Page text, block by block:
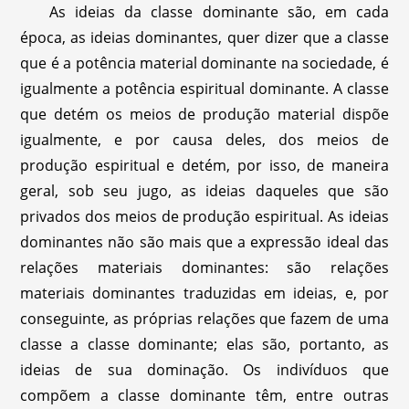
As ideias da classe dominante são, em cada
época, as ideias dominantes, quer dizer que a classe
que é a potência material dominante na sociedade, é
igualmente a potência espiritual dominante. A classe
que detém os meios de produção material dispõe
igualmente, e por causa deles, dos meios de
produção espiritual e detém, por isso, de maneira
geral, sob seu jugo, as ideias daqueles que são
privados dos meios de produção espiritual. As ideias
dominantes não são mais que a expressão ideal das
relações materiais dominantes: são relações
materiais dominantes traduzidas em ideias, e, por
conseguinte, as próprias relações que fazem de uma
classe a classe dominante; elas são, portanto, as
ideias de sua dominação. Os indivíduos que
compõem a classe dominante têm, entre outras